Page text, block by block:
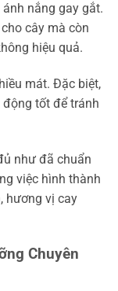
nắng gay gắt.
cây mà còn
hiệu quả.
mát. Đặc biệt,
tốt để tránh
như đã chuẩn
việc hình thành
hương vị cay
Chuyên